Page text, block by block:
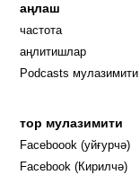
аңлаш
частота
аңлитишлар
Podcasts мулазимити
тор мулазимити
Faceboook (уйғурчә)
Facebook (Кирилчә)